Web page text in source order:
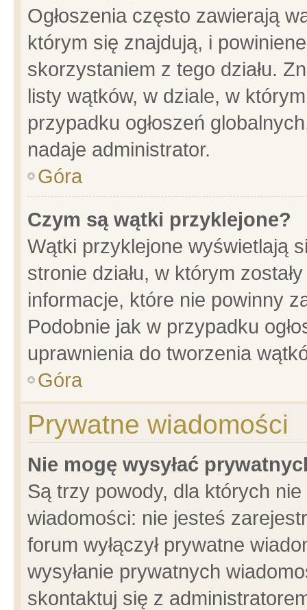
Ogłoszenia często zawierają
którym się znajdują, i
skorzystaniem z tego działu.
listy wątków, w dziale, w
przypadku ogłoszeń
nadaje administrator.
Góra
Czym są wątki przyklejone?
Wątki przyklejone wyświetlają
stronie działu, w którym
informacje, które nie powinny
Podobnie jak w przypadku
uprawnienia do tworzenia
Góra
Prywatne wiadomości
Nie mogę wysyłać
Są trzy powody, dla których
wiadomości: nie jesteś
forum wyłączył prywatne
wysyłanie prywatnych
skontaktuj się z